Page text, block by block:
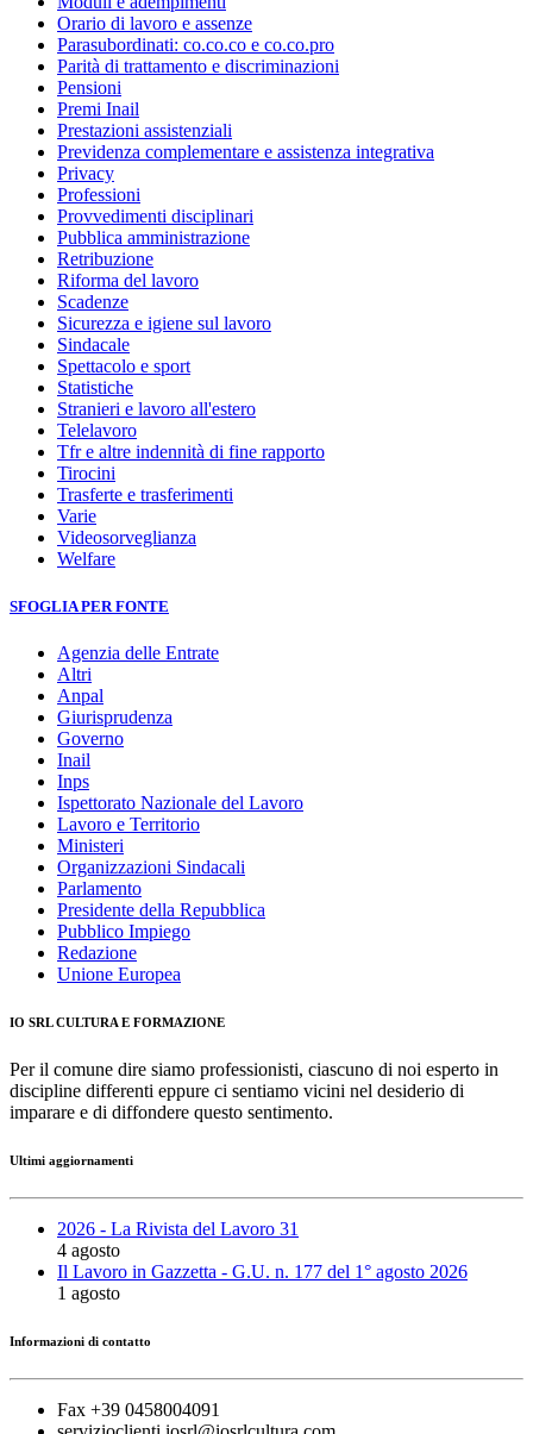
Orario di lavoro e assenze
Parasubordinati: co.co.co e co.co.pro
Parità di trattamento e discriminazioni
Pensioni
Premi Inail
Prestazioni assistenziali
Previdenza complementare e assistenza integrativa
Privacy
Professioni
Provvedimenti disciplinari
Pubblica amministrazione
Retribuzione
Riforma del lavoro
Scadenze
Sicurezza e igiene sul lavoro
Sindacale
Spettacolo e sport
Statistiche
Stranieri e lavoro all'estero
Telelavoro
Tfr e altre indennità di fine rapporto
Tirocini
Trasferte e trasferimenti
Varie
Videosorveglianza
Welfare
SFOGLIA PER FONTE
Agenzia delle Entrate
Altri
Anpal
Giurisprudenza
Governo
Inail
Inps
Ispettorato Nazionale del Lavoro
Lavoro e Territorio
Ministeri
Organizzazioni Sindacali
Parlamento
Presidente della Repubblica
Pubblico Impiego
Redazione
Unione Europea
IO SRL CULTURA E FORMAZIONE
Per il comune dire siamo professionisti, ciascuno di noi esperto in
discipline differenti eppure ci sentiamo vicini nel desiderio di
imparare e di diffondere questo sentimento.
Ultimi aggiornamenti
2026 - La Rivista del Lavoro 31
4 agosto
Il Lavoro in Gazzetta - G.U. n. 177 del 1° agosto 2026
1 agosto
Informazioni di contatto
Fax +39 0458004091